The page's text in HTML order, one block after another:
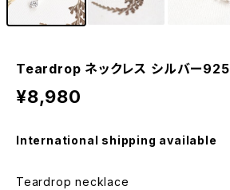
Teardrop ネックレス シルバー925
¥8,980
International shipping available
Teardrop necklace